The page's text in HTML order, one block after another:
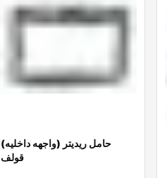
حامل ريديتر (واجهه داخليه)
قولف